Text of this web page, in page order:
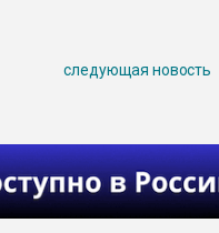
следующая новость